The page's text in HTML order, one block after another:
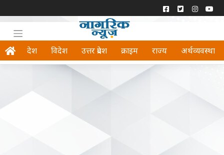
देश विदेश उत्तर प्रदेश क्राइम राज्य अर्थव्यवस्था